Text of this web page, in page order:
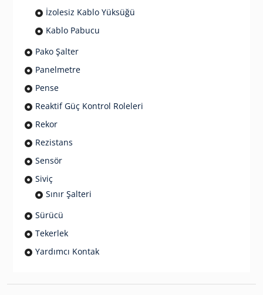
İzolesiz Kablo Yüksüğü
Kablo Pabucu
Pako Şalter
Panelmetre
Pense
Reaktif Güç Kontrol Roleleri
Rekor
Rezistans
Sensör
Siviç
Sınır Şalteri
Sürücü
Tekerlek
Yardımcı Kontak